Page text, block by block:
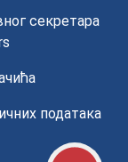
секретара
података